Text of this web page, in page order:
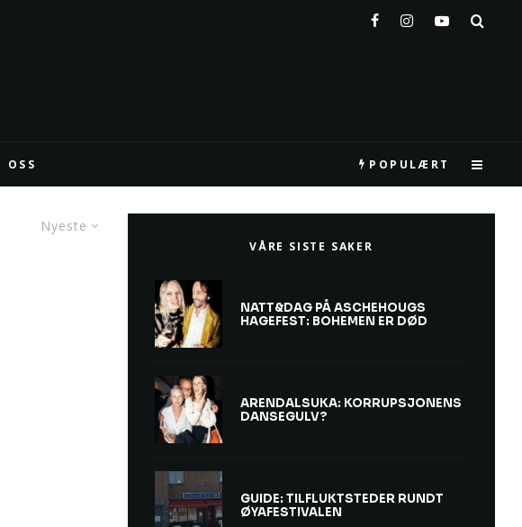
OSS POPULÆRT
Nyeste
VÅRE SISTE SAKER
NATT&DAG PÅ ASCHEHOUGS
HAGEFEST: BOHEMEN ER DØD
ARENDALSUKA: KORRUPSJONENS
DANSEGULV?
GUIDE: TILFLUKTSTEDER RUNDT
ØYAFESTIVALEN